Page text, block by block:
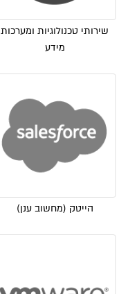
שירותי טכנולוגיות ומערכות
מידע
הייטק (מחשוב ענן)